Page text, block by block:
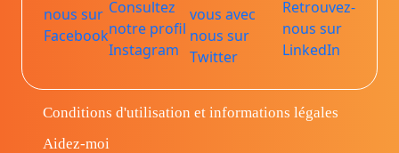
Conditions d'utilisation et informations légales
Aidez-moi